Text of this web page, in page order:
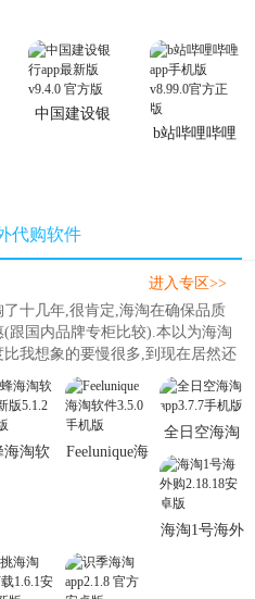
中国建设银
b站哔哩哔哩
代购软件
十几年,很肯定,海淘在确保品质
跟国内品牌专柜比较).本以为海淘
我想象的要慢很多,到现在居然还
进入专区>>
海淘软
Feelunique海
全日空海淘
app3.7.7手机
版
海淘1号海外